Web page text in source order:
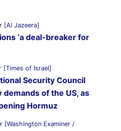
[Al Jazeera]
‘a deal-breaker for
[Times of Israel]
Security Council
of the US, as
Hormuz
Examiner /